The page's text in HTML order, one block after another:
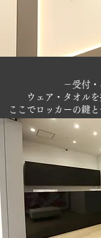
－受付
ウェア・タオル
ここでロッカーの鍵